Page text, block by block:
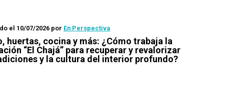
el 10/07/2026 por En Perspectiva
huertas, cocina y más: ¿Cómo trabaja la
“El Chajá” para recuperar y revalorizar
y la cultura del interior profundo?